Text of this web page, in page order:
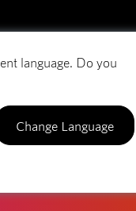
language. Do you
Change Language